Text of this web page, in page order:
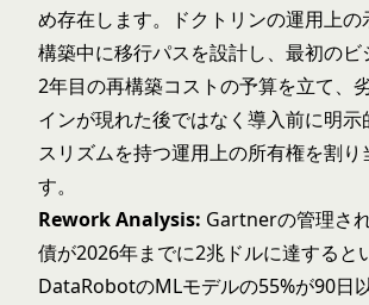
め存在します。ドクトリンの運用上
構築中に移行パスを設計し、最初の
2年目の再構築コストの予算を立て、
インが現れた後ではなく導入前に明示
スリズムを持つ運用上の所有権を割
す。
Rework Analysis: Gartnerの管理さ
債が2026年までに2兆ドルに達すると
DataRobotのMLモデルの55%が90日